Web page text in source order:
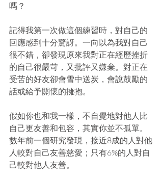
嗎？
記得我第一次做這個練習時，對自己的
回應感到十分驚訝。一向以為我對自己
很不錯，卻發現原來我對正在經歷挫折
的自己很嚴苛，又批評又嫌棄。對正在
受苦的好友卻會雪中送炭，會說鼓勵的
話或給予關懷的擁抱。
假如你也和我一樣，不自覺地對他人比
自己更友善和包容，其實你並不孤單。
數年前一個研究發現，接近8成的人對他
人較對自己友善慈愛；只有6%的人對自
己較對他人友善。